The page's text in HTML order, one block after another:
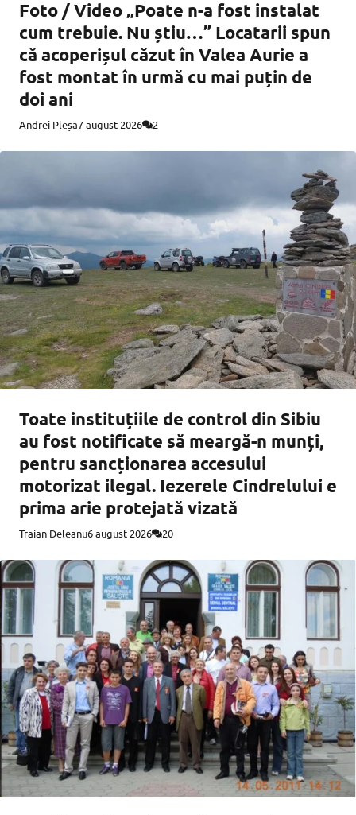
Foto / Video „Poate n-a fost instalat
cum trebuie. Nu știu…” Locatarii spun
că acoperișul căzut în Valea Aurie a
fost montat în urmă cu mai puțin de
doi ani
Andrei Pleșa7 august 2026 2
Toate instituțiile de control din Sibiu
au fost notificate să meargă-n munți,
pentru sancționarea accesului
motorizat ilegal. Iezerele Cindrelului e
prima arie protejată vizată
Traian Deleanu6 august 2026 20